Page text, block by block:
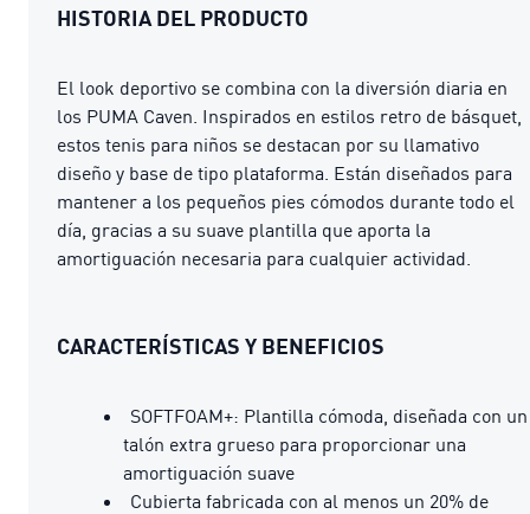
HISTORIA DEL PRODUCTO
El look deportivo se combina con la diversión diaria en
los PUMA Caven. Inspirados en estilos retro de básquet,
estos tenis para niños se destacan por su llamativo
diseño y base de tipo plataforma. Están diseñados para
mantener a los pequeños pies cómodos durante todo el
día, gracias a su suave plantilla que aporta la
amortiguación necesaria para cualquier actividad.
CARACTERÍSTICAS Y BENEFICIOS
SOFTFOAM+: Plantilla cómoda, diseñada con un
talón extra grueso para proporcionar una
amortiguación suave
Cubierta fabricada con al menos un 20% de